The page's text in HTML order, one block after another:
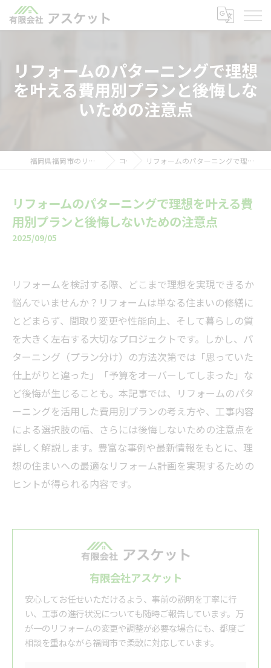
リフォームのパターニングで理想
を叶える費用別プランと後悔しな
いための注意点
福岡県福岡市のリフォームなら有限会社アスケット コラム リフォームのパターニングで理想を叶える費用別プランと後悔しないための注意点
リフォームのパターニングで理想を叶える費
用別プランと後悔しないための注意点
2025/09/05
リフォームを検討する際、どこまで理想を実現できるか
悩んでいませんか？リフォームは単なる住まいの修繕に
とどまらず、間取り変更や性能向上、そして暮らしの質
を大きく左右する大切なプロジェクトです。しかし、パ
ターニング（プラン分け）の方法次第では「思っていた
仕上がりと違った」「予算をオーバーしてしまった」な
ど後悔が生じることも。本記事では、リフォームのパタ
ーニングを活用した費用別プランの考え方や、工事内容
による選択肢の幅、さらには後悔しないための注意点を
詳しく解説します。豊富な事例や最新情報をもとに、理
想の住まいへの最適なリフォーム計画を実現するための
ヒントが得られる内容です。
有限会社アスケット
安心してお任せいただけるよう、事前の説明を丁寧に行
い、工事の進行状況についても随時ご報告しています。万
が一のリフォームの変更や調整が必要な場合にも、都度ご
相談を重ねながら福岡市で柔軟に対応しています。